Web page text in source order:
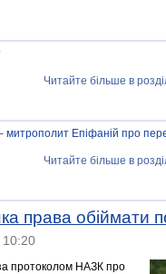
Читайте більше в
митрополит Епіфаній про
Читайте більше в
права обіймати
10:20
за протоколом НАЗК про